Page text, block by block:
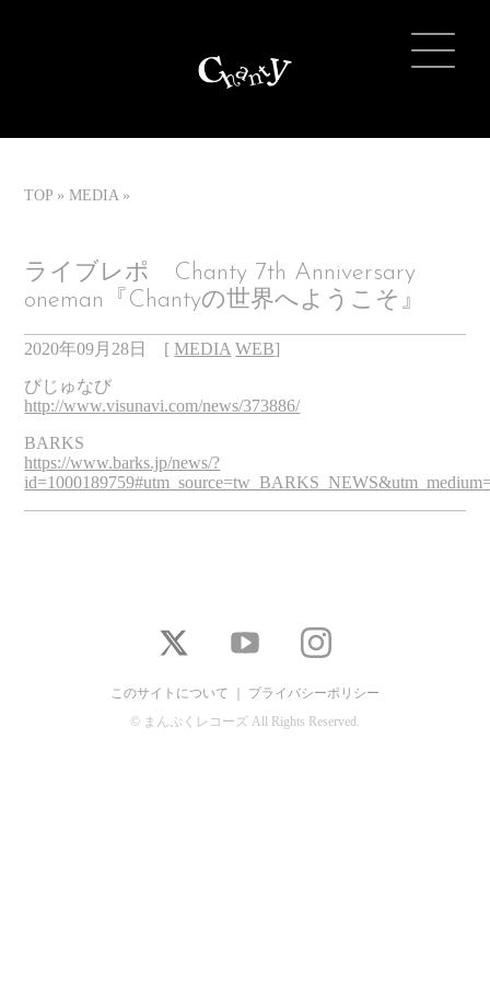
TOP MEDIA
ライブレポ Chanty 7th Anniversary
oneman『Chantyの世界へようこそ』
2020年09月28日 [ MEDIA WEB]
びじゅなび
http://www.visunavi.com/news/373886/
BARKS
https://www.barks.jp/news/?
このサイトについて プライバシーポリシー
© まんぷくレコーズ All Rights Reserved.